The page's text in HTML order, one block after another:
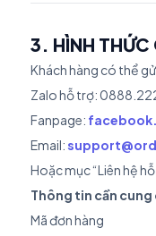
3. HÌNH THỨC
Khách hàng có thể
Zalo hỗ trợ:
Fanpage:
Email:
Hoặc mục “Liên hệ
Thông tin cần cung
Mã đơn hàng